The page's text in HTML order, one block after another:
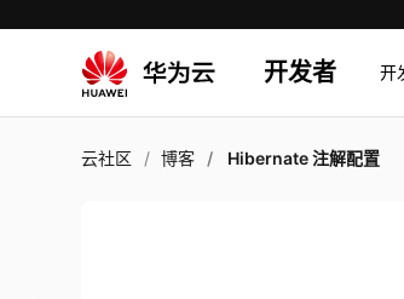
开发者 开
云社区 博客 Hibernate 注解配置